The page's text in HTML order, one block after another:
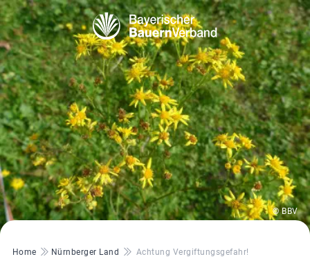
© BBV
Pfadnavigation
Home Nürnberger Land Achtung Vergiftungsgefahr!